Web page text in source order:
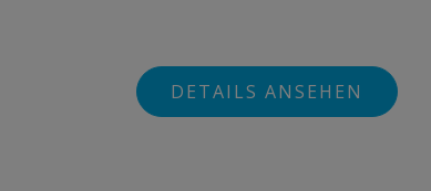
DETAILS ANSEHEN